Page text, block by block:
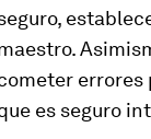
errores
es seguro